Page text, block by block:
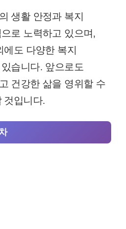
생활 안정과 복지
로 노력하고 있으며,
도 다양한 복지
습니다. 앞으로도
건강한 삶을 영위할 수
것입니다.